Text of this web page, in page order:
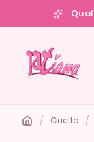
/ Cucito /